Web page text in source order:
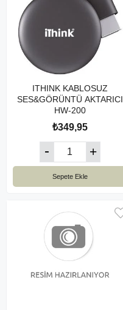
ITHINK KABLOSUZ
SES&GÖRÜNTÜ AKTARICI
HW-200
₺349,95
Sepete Ekle